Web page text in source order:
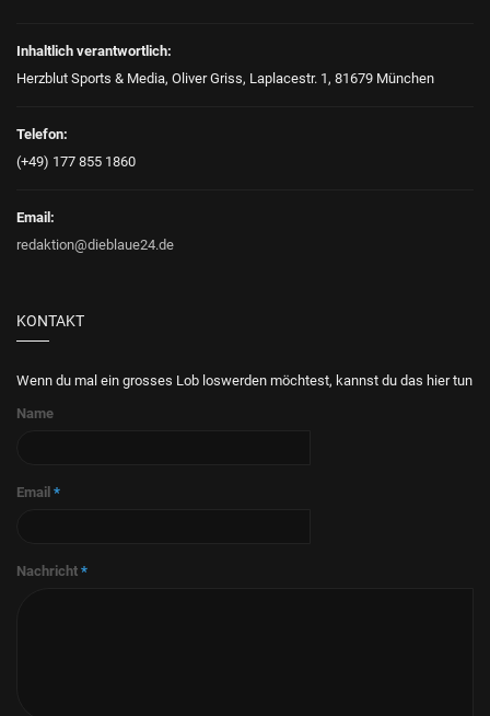
Inhaltlich verantwortlich:
Herzblut Sports & Media, Oliver Griss, Laplacestr. 1, 81679 München
Telefon:
(+49) 177 855 1860
Email:
redaktion@dieblaue24.de
KONTAKT
Wenn du mal ein grosses Lob loswerden möchtest, kannst du das hier tun
Name
Email *
Nachricht *